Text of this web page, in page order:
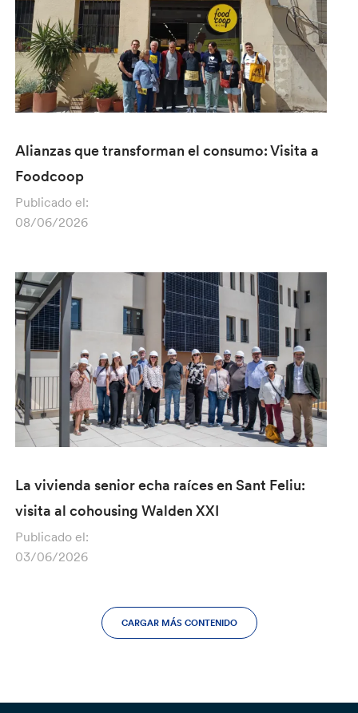
Alianzas que transforman el consumo: Visita a
Foodcoop
Publicado el:
08/06/2026
La vivienda senior echa raíces en Sant Feliu:
visita al cohousing Walden XXI
Publicado el:
03/06/2026
CARGAR MÁS CONTENIDO